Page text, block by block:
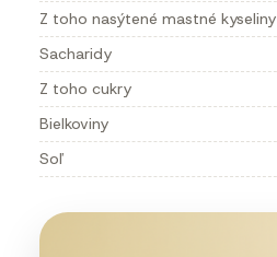
Z toho nasýtené mastné kyseliny
Sacharidy
Z toho cukry
Bielkoviny
Soľ